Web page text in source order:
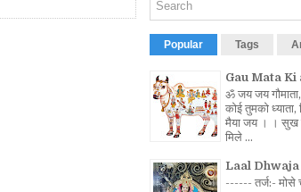
Popular Tags
Gau Mata Ki
ॐ जय जय
कोई तुमको
मैया जय । । सुख
मिले ...
Laal
------ तर्ज:- मोसे